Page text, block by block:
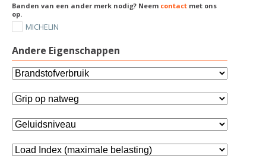
Banden van een ander merk nodig? Neem contact met ons
op.
MICHELIN
Andere Eigenschappen